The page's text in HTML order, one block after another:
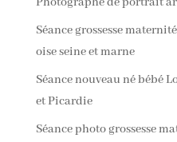
Séance grossesse
oise seine et marne
Séance nouveau né bébé
et Picardie
Séance photo grossesse